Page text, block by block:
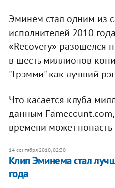
Эминем стал одним из
исполнителей 2010
«Recovery» разошелся
в шесть миллионов
"Грэмми" как лучший
Что касается клуба
данным
времени может попасть
14 сентября 2010, 02:30
Клип Эминема стал
года